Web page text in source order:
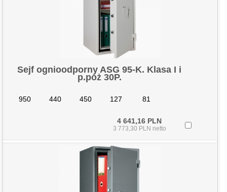
Sejf ognioodporny ASG 95-K. Klasa I i
p.poż 30P.
950 440 450 127 81
4 641,16 PLN
3 773,30 PLN netto